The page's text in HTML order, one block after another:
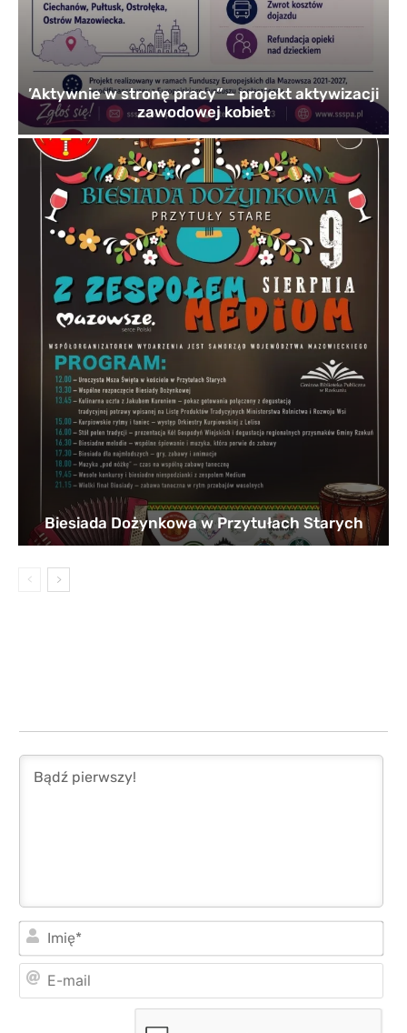
’Aktywnie w stronę pracy” – projekt aktywizacji
zawodowej kobiet
Biesiada Dożynkowa w Przytułach Starych